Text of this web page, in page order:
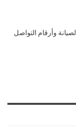
وأرقام التواصل